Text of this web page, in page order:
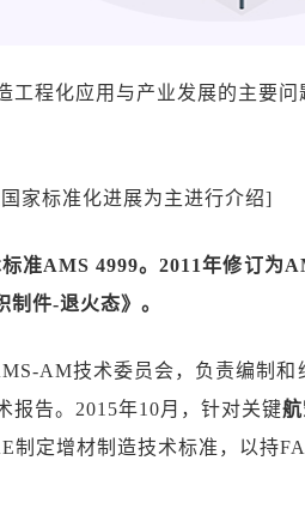
工程化应用与产业发展的主要
家标准化进展为主进行介绍]
准AMS 4999。2011年修订为
件-退火态》。
AM技术委员会，负责编制和
报告。2015年10月，针对关键
制定增材制造技术标准，以持